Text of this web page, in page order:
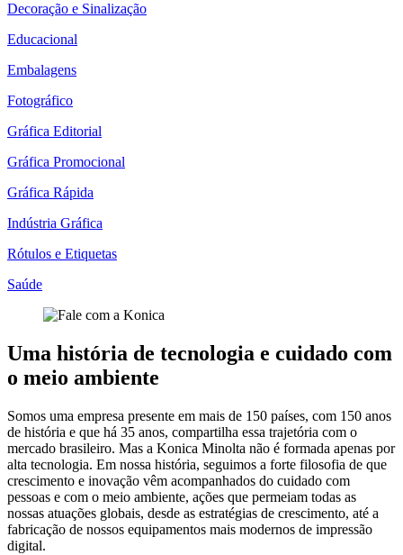
Decoração e Sinalização
Educacional
Embalagens
Fotográfico
Gráfica Editorial
Gráfica Promocional
Gráfica Rápida
Indústria Gráfica
Rótulos e Etiquetas
Saúde
Uma história de tecnologia e cuidado com
o meio ambiente
Somos uma empresa presente em mais de 150 países, com 150 anos
de história e que há 35 anos, compartilha essa trajetória com o
mercado brasileiro. Mas a Konica Minolta não é formada apenas por
alta tecnologia. Em nossa história, seguimos a forte filosofia de que
crescimento e inovação vêm acompanhados do cuidado com
pessoas e com o meio ambiente, ações que permeiam todas as
nossas atuações globais, desde as estratégias de crescimento, até a
fabricação de nossos equipamentos mais modernos de impressão
digital.